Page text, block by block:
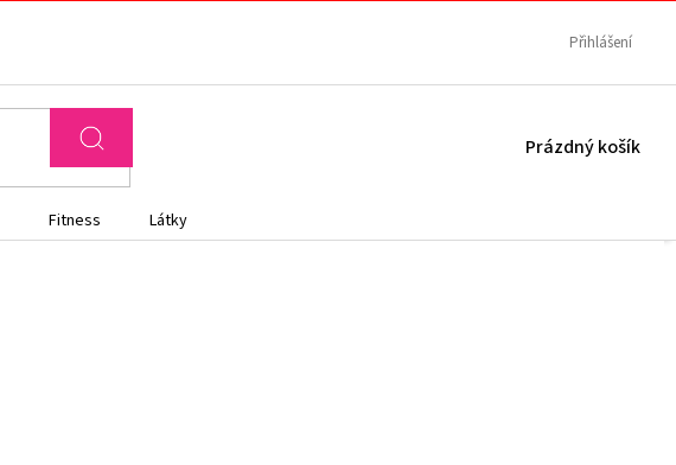
Přihlášení
NÁKUPNÍ
Prázdný košík
Fitness
Látky